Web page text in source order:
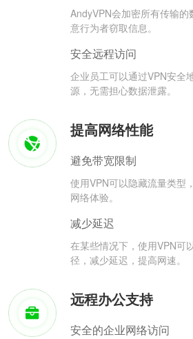
AndyVPN会加密所有传输
意行为者窃取信息。
安全远程访问
企业员工可以通过VPN安全
源，无需担心数据泄露。
提高网络性能
避免带宽限制
使用VPN可以隐藏流量类型
网络体验。
减少延迟
在某些情况下，使用VPN可
径，减少延迟，提高网速。
远程办公支持
安全的企业网络访问